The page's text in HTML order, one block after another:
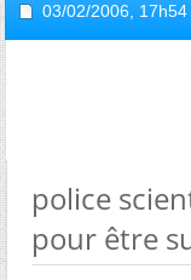
03/02/2006, 17h54
police
pour être